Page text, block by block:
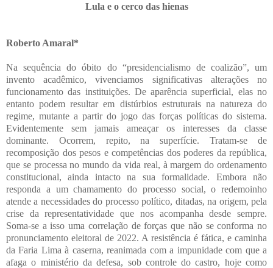
Lula e o cerco das hienas
Roberto Amaral*
Na sequência do óbito do “presidencialismo de coalizão”, um
invento acadêmico, vivenciamos significativas alterações no
funcionamento das instituições. De aparência superficial, elas no
entanto podem resultar em distúrbios estruturais na natureza do
regime, mutante a partir do jogo das forças políticas do sistema.
Evidentemente sem jamais ameaçar os interesses da classe
dominante. Ocorrem, repito, na superfície. Tratam-se de
recomposição dos pesos e competências dos poderes da república,
que se processa no mundo da vida real, à margem do ordenamento
constitucional, ainda intacto na sua formalidade. Embora não
responda a um chamamento do processo social, o redemoinho
atende a necessidades do processo político, ditadas, na origem, pela
crise da representatividade que nos acompanha desde sempre.
Soma-se a isso uma correlação de forças que não se conforma no
pronunciamento eleitoral de 2022. A resistência é fática, e caminha
da Faria Lima à caserna, reanimada com a impunidade com que a
afaga o ministério da defesa, sob controle do castro, hoje como